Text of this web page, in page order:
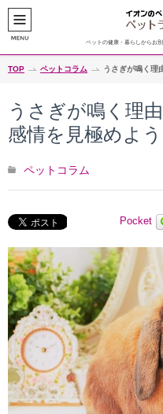
ペットの健康・暮らしからお
TOP ペットコラム うさぎが鳴く理
うさぎが鳴く理
感情を見極めよう
ペットコラム
Pocket